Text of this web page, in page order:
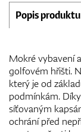
Popis produktu
Mokré vybavení
golfovém hřišti.
který je od
podmínkám.
síťovaným
ochrání před